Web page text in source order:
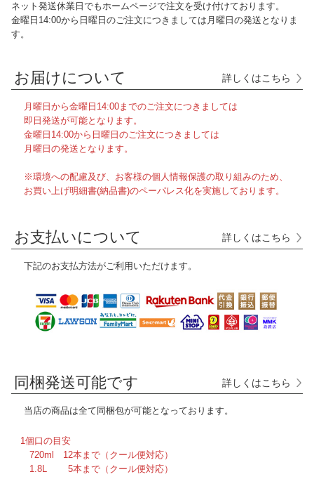
ネット発送休業日でもホームページで注文を受け付けております。
金曜日14:00から日曜日のご注文につきましては月曜日の発送となりま
す。
お届けについて 詳しくはこちら
月曜日から金曜日14:00までのご注文につきましては
即日発送が可能となります。
金曜日14:00から日曜日のご注文につきましては
月曜日の発送となります。
※環境への配慮及び、お客様の個人情報保護の取り組みのため、
お買い上げ明細書(納品書)のペーパレス化を実施しております。
お支払いについて 詳しくはこちら
下記のお支払方法がご利用いただけます。
同梱発送可能です 詳しくはこちら
当店の商品は全て同梱包が可能となっております。
1個口の目安
720ml 12本まで（クール便対応）
1.8L 5本まで（クール便対応）